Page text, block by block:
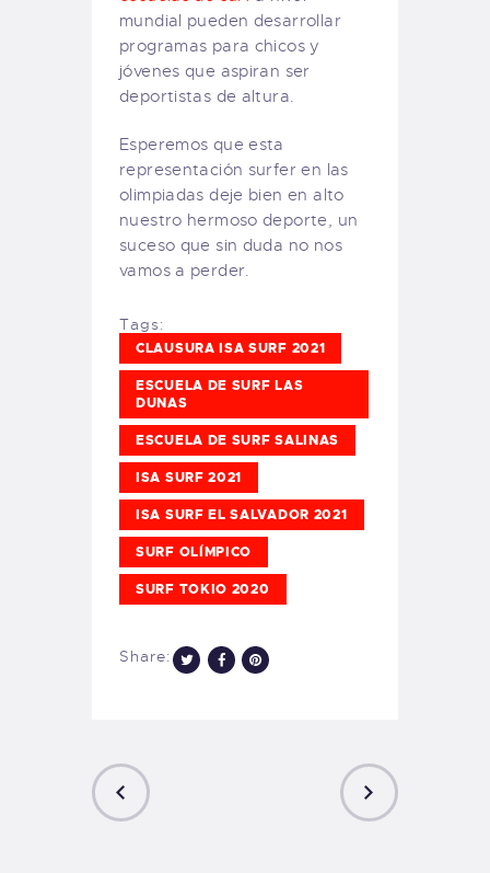
mundial pueden desarrollar
programas para chicos y
jóvenes que aspiran ser
deportistas de altura.
Esperemos que esta
representación surfer en las
olimpiadas deje bien en alto
nuestro hermoso deporte, un
suceso que sin duda no nos
vamos a perder.
Tags:
CLAUSURA ISA SURF 2021
ESCUELA DE SURF LAS
DUNAS
ESCUELA DE SURF SALINAS
ISA SURF 2021
ISA SURF EL SALVADOR 2021
SURF OLÍMPICO
SURF TOKIO 2020
Share: